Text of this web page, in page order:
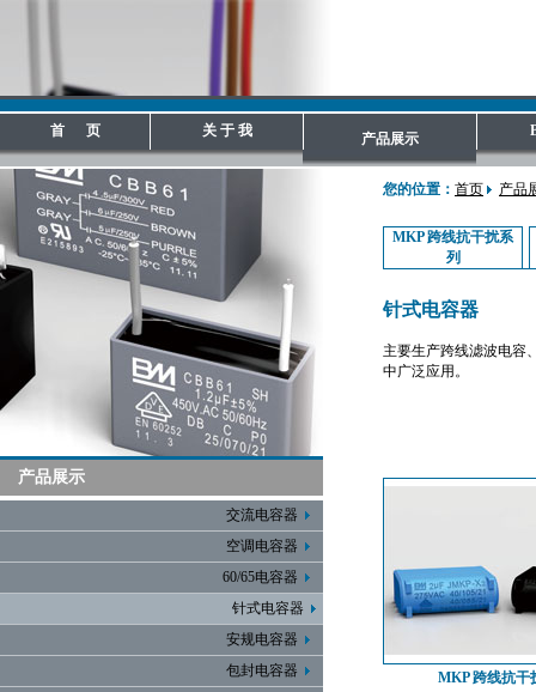
首 页 关 于 我 产品展示
产品展示
您的位置： 首页 产品
MKP 跨线抗干扰系
列
针式电容器
主要生产跨线滤波电容
中广泛应用。
MKP 跨线抗干
交流电容器
空调电容器
60/65电容器
针式电容器
安规电容器
包封电容器